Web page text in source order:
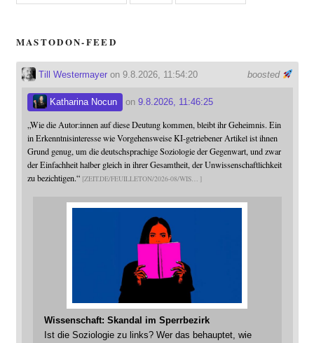
MASTODON-FEED
boosted
Till Westermayeron 9.8.2026, 11:54:20
Katharina Nocun on 9.8.2026, 11:46:25
„Wie die Autor:innen auf diese Deutung kommen, bleibt ihr Geheimnis. Ein
in Erkenntnisinteresse wie Vorgehensweise KI-getriebener Artikel ist ihnen
Grund genug, um die deutschsprachige Soziologie der Gegenwart, und zwar
der Einfachheit halber gleich in ihrer Gesamtheit, der Unwissenschaftlichkeit
zu bezichtigen.“ ZEIT.DE/FEUILLETON/2026-08/WIS
Wissenschaft: Skandal im Sperrbezirk
Ist die Soziologie zu links? Wer das behauptet, wie